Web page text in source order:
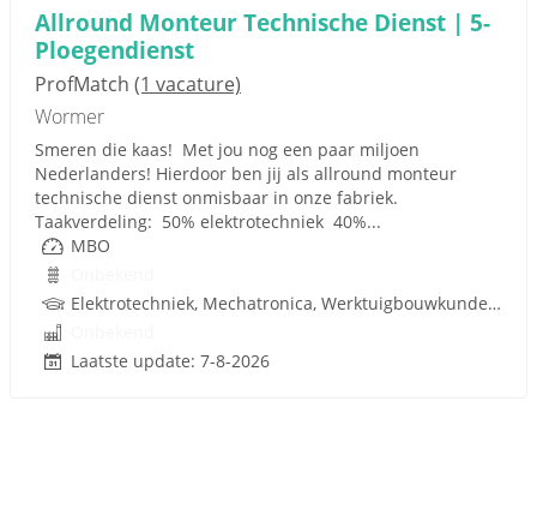
Allround Monteur Technische Dienst | 5-
Ploegendienst
ProfMatch (1 vacature)
Wormer
Smeren die kaas! Met jou nog een paar miljoen
Nederlanders! Hierdoor ben jij als allround monteur
technische dienst onmisbaar in onze fabriek.
Taakverdeling: 50% elektrotechniek 40%...
MBO
Elektrotechniek, Mechatronica, Werktuigbouwkunde, Pneumatiek
Laatste update: 7-8-2026